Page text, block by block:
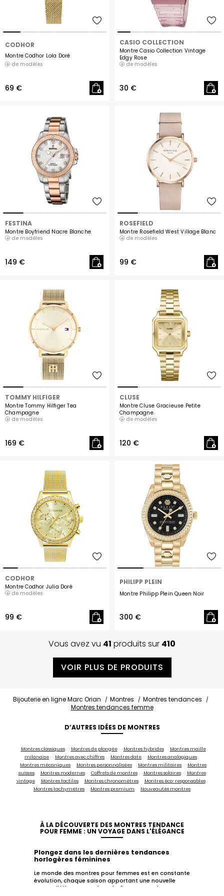
CODHOR
Montre Codhor Lola Doré
de modèles
69 €
CASIO COLLECTION
Montre Casio Collection Vintage
Edgy Rose
de modèles
30 €
FESTINA
Montre Boyfriend Nacre Blanche
de modèles
149 €
ROSEFIELD
Montre Rosefield West Village Blanc
de modèles
99 €
TOMMY HILFIGER
Montre Tommy Hilfiger Tea
Champagne
de modèles
169 €
CLUSE
Montre Cluse Gracieuse Petite
Champagne
de modèles
120 €
CODHOR
Montre Codhor Julia Doré
de modèles
99 €
PHILIPP PLEIN
Montre Philipp Plein Queen Noir
300 €
Vous avez vu 41 produits sur 410
VOIR PLUS DE PRODUITS
Bijouterie en ligne Marc Orian Montres
Montres tendances
Montres tendances femme
D’AUTRES IDÉES DE MONTRES
Montres classiques Montres de plongée Montres hybrides
Montres maille
milanaise
Montres avec chiffres Montres date
Montres analogiques
Montres mécaniques
Montres personnalisées Montres militaires
Montres
suisses
Montres modernes Coffrets de montres Montres solaires
Montres
vintage
Montres tactiles Montres chronomètres
Montres éco-responsables
Montres tachymètres
Montres premium Nouveautés montres
À LA DÉCOUVERTE DES MONTRES TENDANCE
POUR FEMME : UN VOYAGE DANS L'ÉLÉGANCE
Plongez dans les dernières tendances
horlogères féminines
Le monde des montres pour femmes est en constante
évolution, chaque saison apportant une nouvelle
vague d'élégance et de style. "Montre tendance